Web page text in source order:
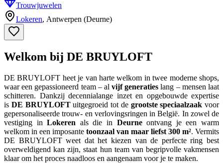
Trouwjuwelen
Lokeren, Antwerpen (Deurne)
Welkom bij DE BRUYLOFT
DE BRUYLOFT heet je van harte welkom in twee moderne shops,
waar een gepassioneerd team – alvijf generaties lang – mensen laat
schitteren. Dankzij decennialange inzet en opgebouwde expertise
is DE BRUYLOFTuitgegroeid tot de grootste speciaalzaak voor
gepersonaliseerde trouw- en verlovingsringen in België. In zowel de
vestiging inLokeren als die in Deurneontvang je een warm
welkom in een imposante toonzaal van maar liefst 300 m². Vermits
DE BRUYLOFT weet dat het kiezen van de perfecte ring best
overweldigend kan zijn, staat hun team van begripvolle vakmensen
klaar om het proces naadloos en aangenaam voor je te maken.